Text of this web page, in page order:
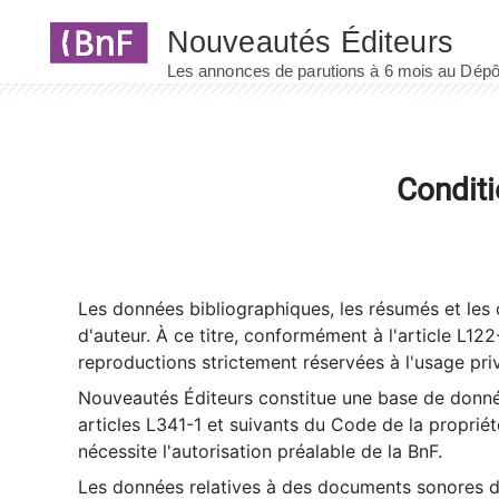
Les données bibliographiques, les résumés et
d'auteur. À ce titre, conformément à l'article
reproductions strictement réservées à l'usage
Nouveautés Éditeurs constitue une base de
articles L341-1 et suivants du Code de la
nécessite l'autorisation préalable de la BnF.
Les données relatives à des documents sonores